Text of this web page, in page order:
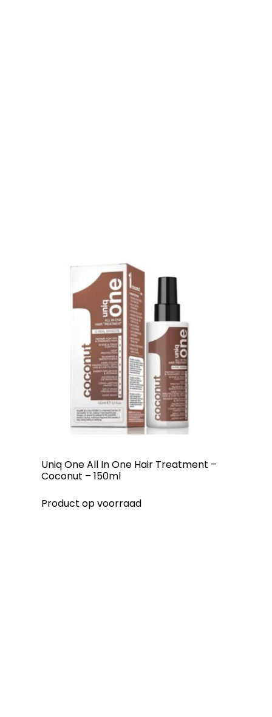
Uniq One All In One Hair Treatment –
Coconut – 150ml
Product op voorraad